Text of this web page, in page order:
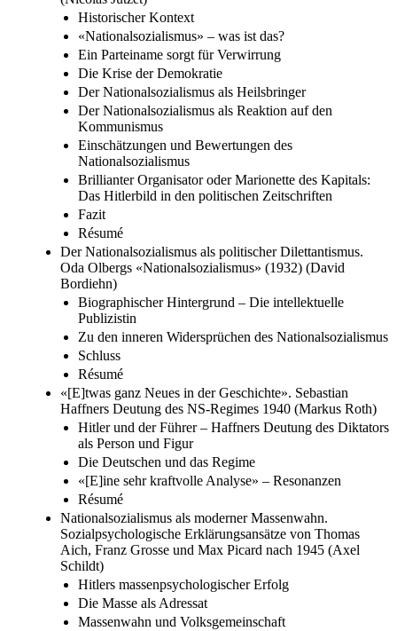
Historischer Kontext
«Nationalsozialismus» – was ist das?
Ein Parteiname sorgt für Verwirrung
Die Krise der Demokratie
Der Nationalsozialismus als Heilsbringer
Der Nationalsozialismus als Reaktion auf den
Kommunismus
Einschätzungen und Bewertungen des
Nationalsozialismus
Brillianter Organisator oder Marionette des Kapitals:
Das Hitlerbild in den politischen Zeitschriften
Fazit
Résumé
Der Nationalsozialismus als politischer Dilettantismus.
Oda Olbergs «Nationalsozialismus» (1932) (David
Bordiehn)
Biographischer Hintergrund – Die intellektuelle
Publizistin
Zu den inneren Widersprüchen des Nationalsozialismus
Schluss
Résumé
«[E]twas ganz Neues in der Geschichte». Sebastian
Haffners Deutung des NS-Regimes 1940 (Markus Roth)
Hitler und der Führer – Haffners Deutung des Diktators
als Person und Figur
Die Deutschen und das Regime
«[E]ine sehr kraftvolle Analyse» – Resonanzen
Résumé
Nationalsozialismus als moderner Massenwahn.
Sozialpsychologische Erklärungsansätze von Thomas
Aich, Franz Grosse und Max Picard nach 1945 (Axel
Schildt)
Hitlers massenpsychologischer Erfolg
Die Masse als Adressat
Massenwahn und Volksgemeinschaft